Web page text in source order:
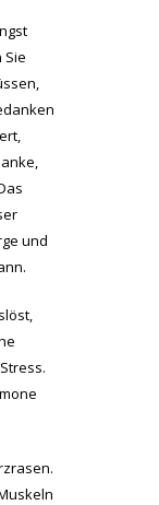
Sie
und